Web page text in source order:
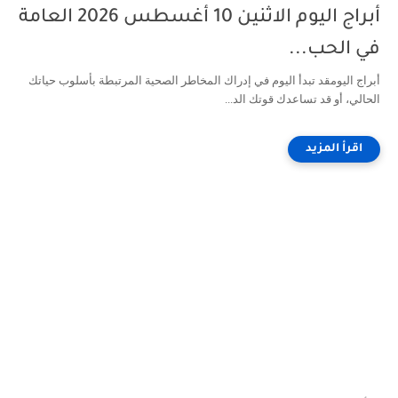
أبراج اليوم الاثنين 10 أغسطس 2026 العامة
في الحب...
أبراج اليومقد تبدأ اليوم في إدراك المخاطر الصحية المرتبطة بأسلوب حياتك
الحالي، أو قد تساعدك قوتك الد...